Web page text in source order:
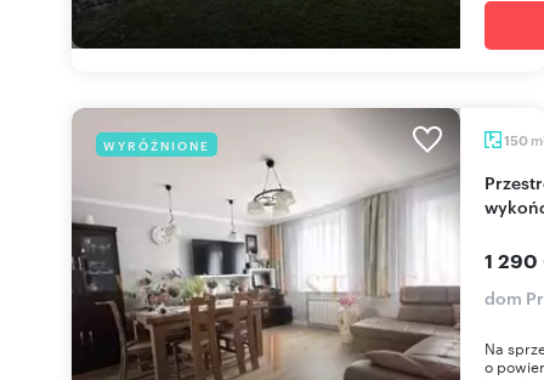
WYRÓŻNIONE 150 m
Przestronny dom 150 m² z nowoczesnym
1 290
dom
Na
o